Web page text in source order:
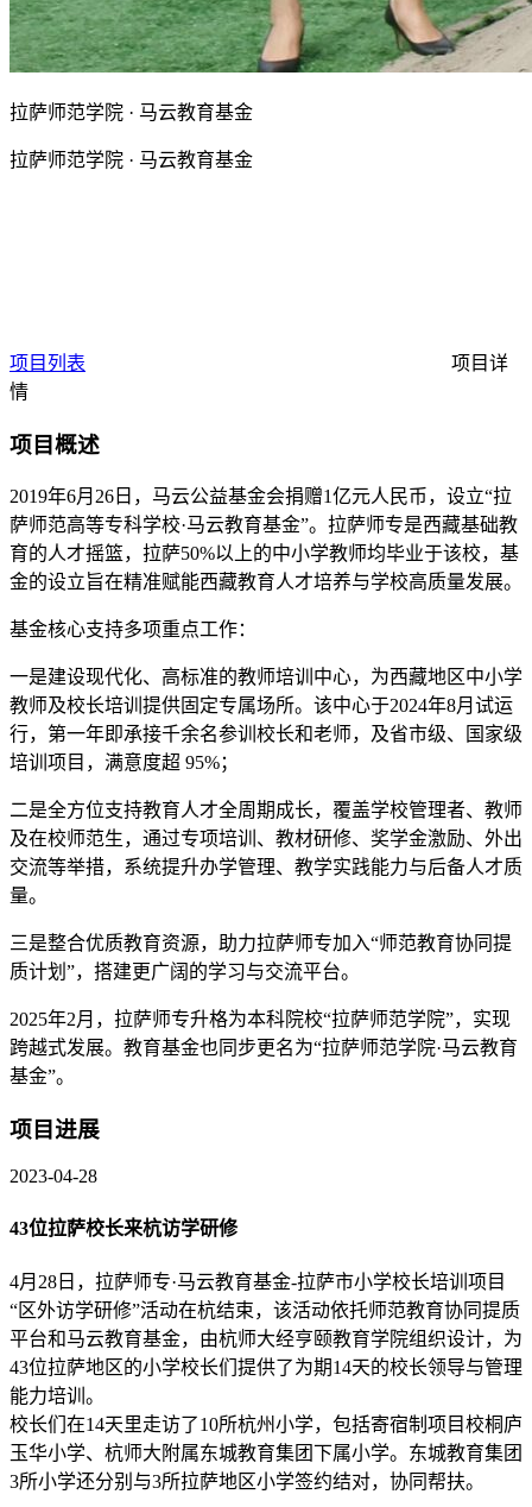
拉萨师范学院 · 马云教育基金
拉萨师范学院 · 马云教育基金
项目列表
项目详
情
项目概述
2019年6月26日，马云公益基金会捐赠1亿元人民币，设立“拉
萨师范高等专科学校·马云教育基金”。拉萨师专是西藏基础教
育的人才摇篮，拉萨50%以上的中小学教师均毕业于该校，基
金的设立旨在精准赋能西藏教育人才培养与学校高质量发展。
基金核心支持多项重点工作：
一是建设现代化、高标准的教师培训中心，为西藏地区中小学
教师及校长培训提供固定专属场所。该中心于2024年8月试运
行，第一年即承接千余名参训校长和老师，及省市级、国家级
培训项目，满意度超 95%；
二是全方位支持教育人才全周期成长，覆盖学校管理者、教师
及在校师范生，通过专项培训、教材研修、奖学金激励、外出
交流等举措，系统提升办学管理、教学实践能力与后备人才质
量。
三是整合优质教育资源，助力拉萨师专加入“师范教育协同提
质计划”，搭建更广阔的学习与交流平台。
2025年2月，拉萨师专升格为本科院校“拉萨师范学院”，实现
跨越式发展。教育基金也同步更名为“拉萨师范学院·马云教育
基金”。
项目进展
2023-04-28
43位拉萨校长来杭访学研修
4月28日，拉萨师专·马云教育基金-拉萨市小学校长培训项目
“区外访学研修”活动在杭结束，该活动依托师范教育协同提质
平台和马云教育基金，由杭师大经亨颐教育学院组织设计，为
43位拉萨地区的小学校长们提供了为期14天的校长领导与管理
能力培训。
校长们在14天里走访了10所杭州小学，包括寄宿制项目校桐庐
玉华小学、杭师大附属东城教育集团下属小学。东城教育集团
3所小学还分别与3所拉萨地区小学签约结对，协同帮扶。